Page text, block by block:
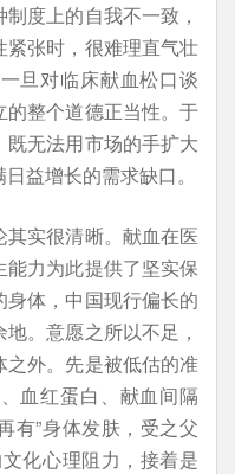
度上的自我不一致，
张时，很难理直气壮
旦对临床献血松口谈
整个道德正当性。于
无法用市场的手扩大
益增长的需求缺口。
实很清晰。献血在医
力为此提供了坚实保
体，中国现行偏长的
。意愿之所以不足，
外。先是被低估的准
血红蛋白、献血间隔
有”身体发肤，受之父
化心理阻力，接着是